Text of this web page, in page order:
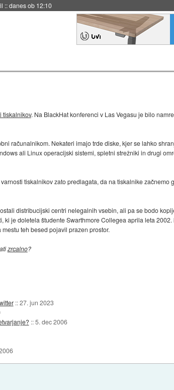
leti::danes ob 11:37
tiskalnikov. Na BlackHat konferenci v Las Vegasu je bilo
računalnikom. Nekateri imajo trde diske, kjer se lahko
ali Linux operacijski sistemi, spletni strežniki in drugi
tiskalnikov zato predlagata, da na tiskalnike začnemo
distribucijski centri nelegalnih vsebin, ali pa se bodo
ki je doletela študente Swarthmore Collegea aprila leta
teh besed pojavil prazen prostor.
zrcalno?
::27. jun 2023
::5. dec 2006